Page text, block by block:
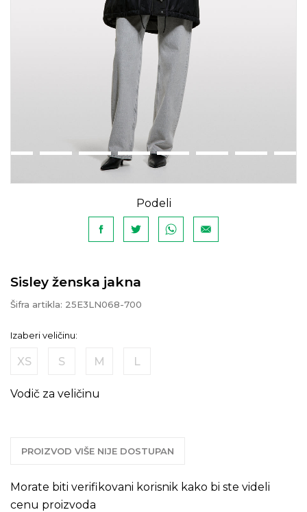
Podeli
Sisley ženska jakna
Šifra artikla: 25E3LN068-700
Izaberi veličinu:
XS S M L
Vodič za veličinu
PROIZVOD VIŠE NIJE DOSTUPAN
Morate biti verifikovani korisnik kako bi ste videli
cenu proizvoda